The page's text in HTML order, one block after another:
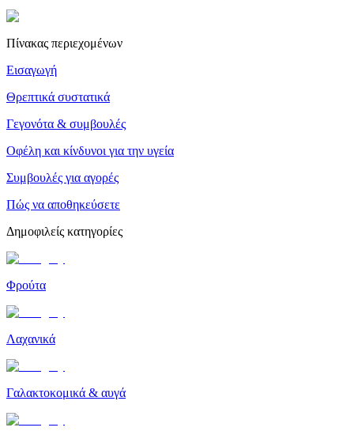
Πίνακας περιεχομένων
Εισαγωγή
Θρεπτικά συστατικά
Γεγονότα & συμβουλές
Οφέλη και κίνδυνοι για την υγεία
Συμβουλές για αγορές
Πώς να αποθηκεύσετε
Δημοφιλείς κατηγορίες
Φρούτα
Λαχανικά
Γαλακτοκομικά & αυγά